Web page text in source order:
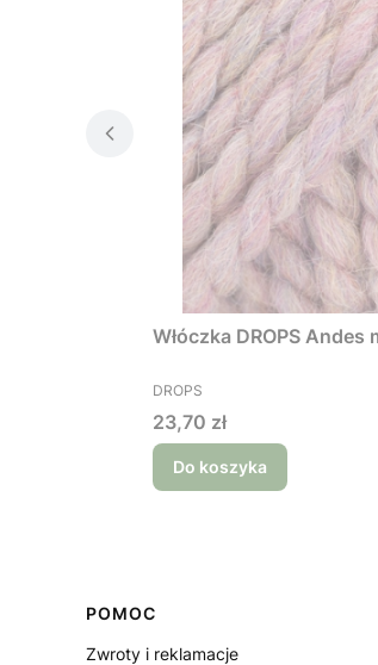
Włóczka DROPS
PRODUCENT
DROPS
Cena
23,70 zł
Do koszyka
Linki w stopce
POMOC
Zwroty i reklamacje